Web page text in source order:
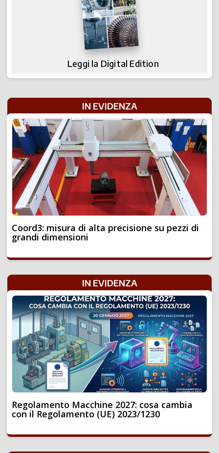
Leggi la Digital Edition
IN EVIDENZA
Coord3: misura di alta precisione su pezzi di
grandi dimensioni
IN EVIDENZA
Regolamento Macchine 2027: cosa cambia
con il Regolamento (UE) 2023/1230